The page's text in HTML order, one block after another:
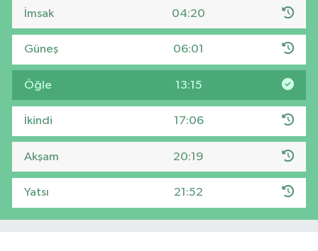
İmsak 04:20
Güneş 06:01
Öğle 13:15
İkindi 17:06
Akşam 20:19
Yatsı 21:52